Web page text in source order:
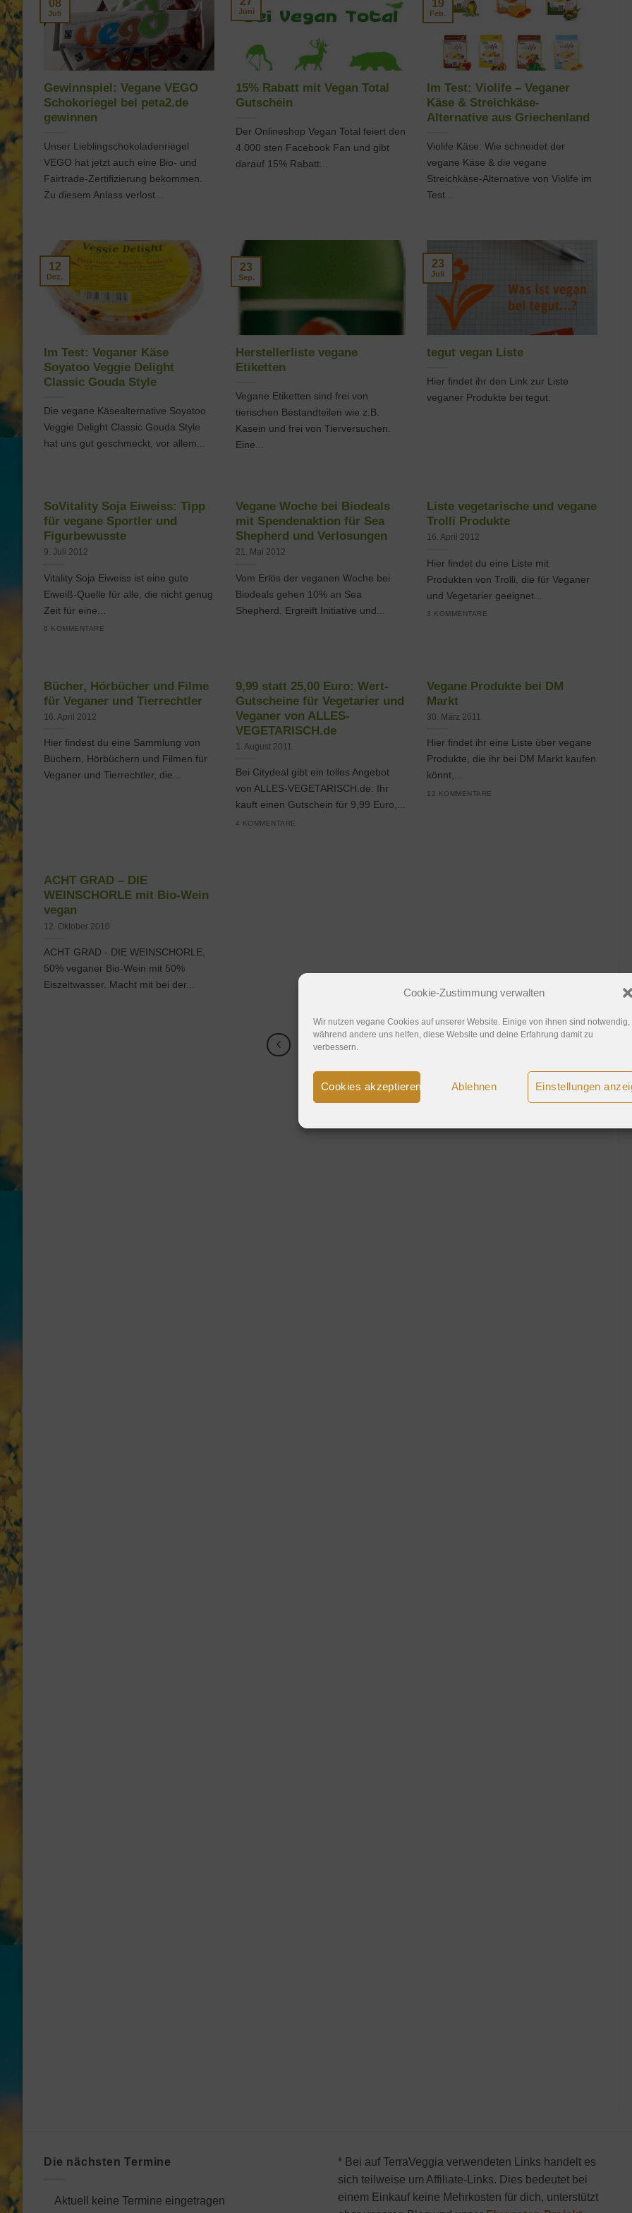
Cookie-Zustimmung verwalten
Wir nutzen vegane Cookies auf unserer Website. Einige von ihnen sind notwendig,
während andere uns helfen, diese Website und deine Erfahrung damit zu
verbessern.
Cookies akzeptieren Ablehnen Einstellungen
Gewinnspiel: Vegane VEGO
Schokoriegel bei peta2.de
gewinnen
Unser Lieblingschokoladenriegel
VEGO hat jetzt auch eine Bio- und
Fairtrade-Zertifizierung bekommen.
Zu diesem Anlass verlost...
08
Juli
15% Rabatt mit Vegan Total
Gutschein
Der Onlineshop Vegan Total feiert den
4.000 sten Facebook Fan und gibt
darauf 15% Rabatt...
Juni
Im Test: Violife – Veganer
Käse & Streichkäse-
Alternative aus Griechenland
Violife Käse: Wie schneidet der
vegane Käse & die vegane
Streichkäse-Alternative von Violife im
Test...
19
Feb.
Im Test: Veganer Käse
Soyatoo Veggie Delight
Classic Gouda Style
Die vegane Käsealternative Soyatoo
Veggie Delight Classic Gouda Style
hat uns gut geschmeckt, vor allem...
12
Dez.
Herstellerliste vegane
Etiketten
Vegane Etiketten sind frei von
tierischen Bestandteilen wie z.B.
Kasein und frei von Tierversuchen.
Eine...
23
Sep.
tegut vegan Liste
Hier findet ihr den Link zur Liste
veganer Produkte bei tegut.
23
Juli
SoVitality Soja Eiweiss: Tipp
für vegane Sportler und
Figurbewusste
9. Juli 2012
Vitality Soja Eiweiss ist eine gute
Eiweiß-Quelle für alle, die nicht genug
Zeit für eine...
6 KOMMENTARE
Vegane Woche bei Biodeals
mit Spendenaktion für Sea
Shepherd und Verlosungen
21. Mai 2012
Vom Erlös der veganen Woche bei
Biodeals gehen 10% an Sea
Shepherd. Ergreift Initiative und...
Liste vegetarische und vegane
Trolli Produkte
16. April 2012
Hier findet du eine Liste mit
Produkten von Trolli, die für Veganer
und Vegetarier geeignet...
3 KOMMENTARE
Bücher, Hörbücher und Filme
für Veganer und Tierrechtler
16. April 2012
Hier findest du eine Sammlung von
Büchern, Hörbüchern und Filmen für
Veganer und Tierrechtler, die...
9,99 statt 25,00 Euro: Wert-
Gutscheine für Vegetarier und
Veganer von ALLES-
VEGETARISCH.de
1. August 2011
Bei Citydeal gibt ein tolles Angebot
von ALLES-VEGETARISCH.de: Ihr
kauft einen Gutschein für 9,99 Euro,...
4 KOMMENTARE
Vegane Produkte bei DM
Markt
30. März 2011
Hier findet ihr eine Liste über vegane
Produkte, die ihr bei DM Markt kaufen
könnt,...
12 KOMMENTARE
ACHT GRAD – DIE
WEINSCHORLE mit Bio-Wein
vegan
12. Oktober 2010
ACHT GRAD - DIE WEINSCHORLE,
50% veganer Bio-Wein mit 50%
Eiszeitwasser. Macht mit bei der...
2
Die nächsten Termine
Aktuell keine Termine eingetragen
* Bei auf TerraVeggia verwendeten Links handelt es
sich teilweise um Affiliate-Links. Dies bedeutet bei
einem Einkauf keine Mehrkosten für dich, unterstützt